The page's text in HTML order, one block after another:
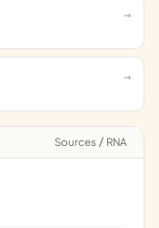
Sources / RNA